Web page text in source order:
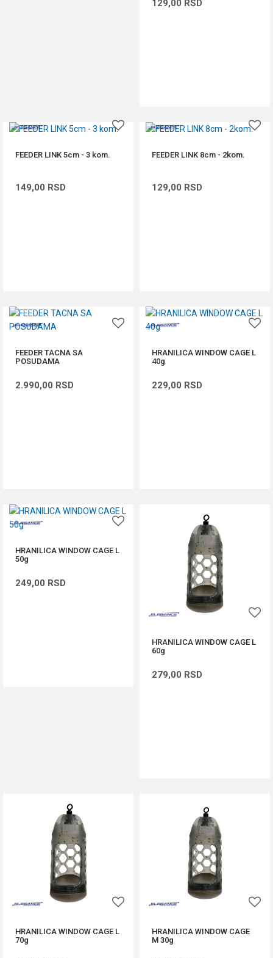
129,00 RSD
FEEDER LINK 5cm - 3 kom.
149,00 RSD
FEEDER LINK 8cm - 2kom.
129,00 RSD
FEEDER TACNA SA
POSUDAMA
2.990,00 RSD
HRANILICA WINDOW CAGE L
40g
229,00 RSD
HRANILICA WINDOW CAGE L
50g
249,00 RSD
HRANILICA WINDOW CAGE L
60g
279,00 RSD
HRANILICA WINDOW CAGE L
70g
HRANILICA WINDOW CAGE
M 30g